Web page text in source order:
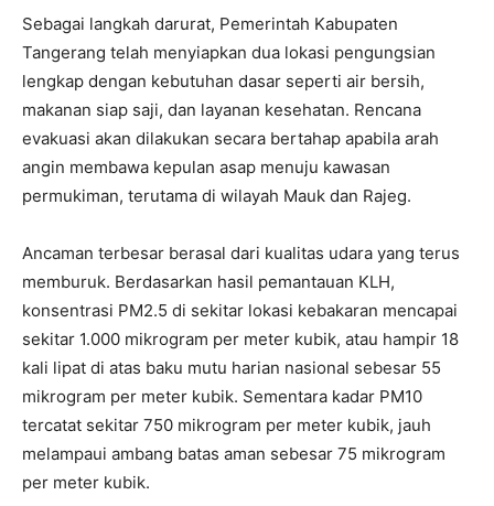
Sebagai langkah darurat, Pemerintah Kabupaten
Tangerang telah menyiapkan dua lokasi pengungsian
lengkap dengan kebutuhan dasar seperti air bersih,
makanan siap saji, dan layanan kesehatan. Rencana
evakuasi akan dilakukan secara bertahap apabila arah
angin membawa kepulan asap menuju kawasan
permukiman, terutama di wilayah Mauk dan Rajeg.
Ancaman terbesar berasal dari kualitas udara yang terus
memburuk. Berdasarkan hasil pemantauan KLH,
konsentrasi PM2.5 di sekitar lokasi kebakaran mencapai
sekitar 1.000 mikrogram per meter kubik, atau hampir 18
kali lipat di atas baku mutu harian nasional sebesar 55
mikrogram per meter kubik. Sementara kadar PM10
tercatat sekitar 750 mikrogram per meter kubik, jauh
melampaui ambang batas aman sebesar 75 mikrogram
per meter kubik.